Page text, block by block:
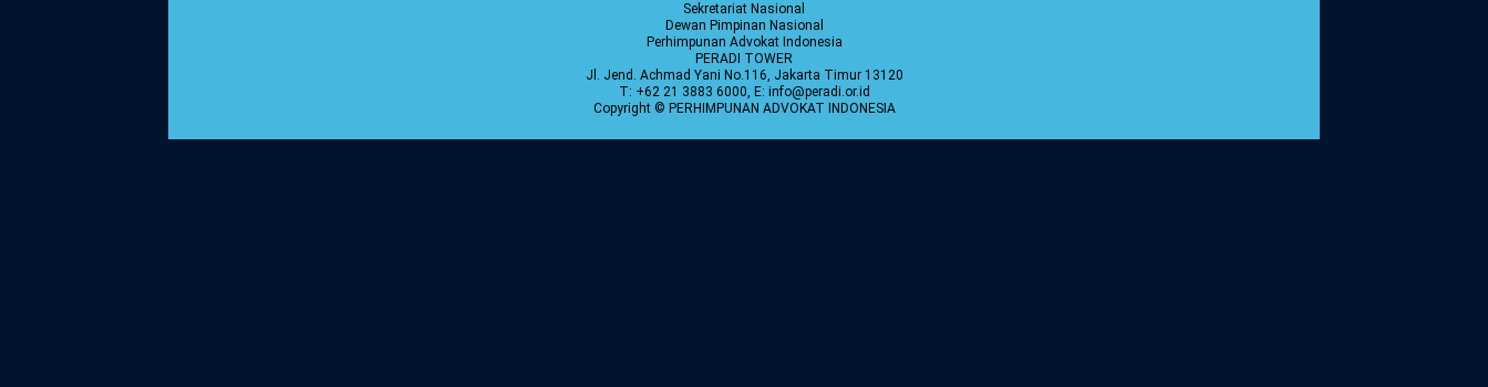
Sekretariat Nasional
Dewan Pimpinan Nasional
Perhimpunan Advokat Indonesia
PERADI TOWER
Jl. Jend. Achmad Yani No.116, Jakarta Timur 13120
T: +62 21 3883 6000, E: info@peradi.or.id
Copyright © PERHIMPUNAN ADVOKAT INDONESIA